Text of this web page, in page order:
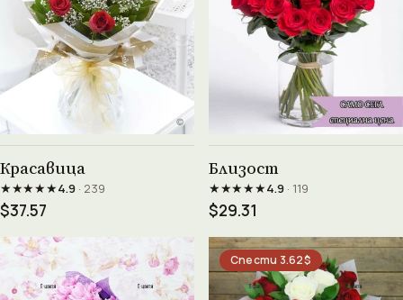
Красавица
★★★★★4.9· 239
$37.57
Близост
★★★★★4.9· 119
$29.31
Спести 3.62$